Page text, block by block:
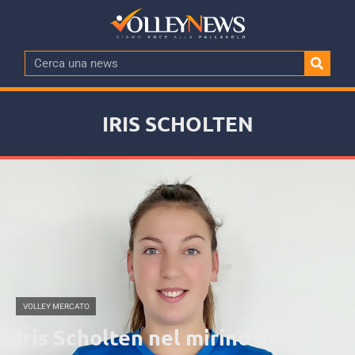
IRIS SCHOLTEN
VOLLEY MERCATO
Iris Scholten nel mirino dell’Itas